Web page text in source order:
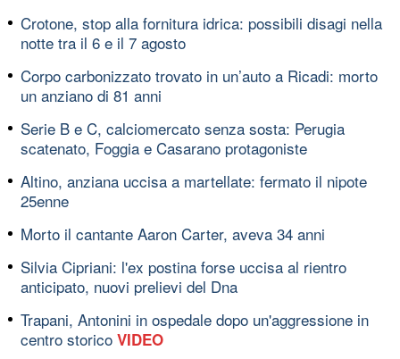
Crotone, stop alla fornitura idrica: possibili disagi nella
notte tra il 6 e il 7 agosto
Corpo carbonizzato trovato in un’auto a Ricadi: morto
un anziano di 81 anni
Serie B e C, calciomercato senza sosta: Perugia
scatenato, Foggia e Casarano protagoniste
Altino, anziana uccisa a martellate: fermato il nipote
25enne
Morto il cantante Aaron Carter, aveva 34 anni
Silvia Cipriani: l'ex postina forse uccisa al rientro
anticipato, nuovi prelievi del Dna
Trapani, Antonini in ospedale dopo un'aggressione in
centro storico VIDEO